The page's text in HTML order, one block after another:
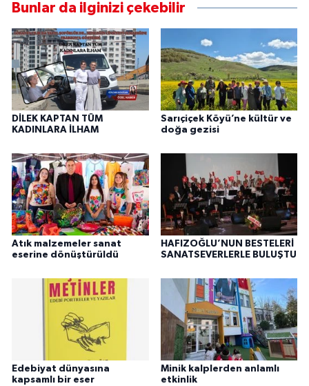
Bunlar da ilginizi çekebilir
DİLEK KAPTAN TÜM
KADINLARA İLHAM
Sarıçiçek Köyü’ne kültür ve
doğa gezisi
Atık malzemeler sanat
eserine dönüştürüldü
HAFIZOĞLU’NUN BESTELERİ
SANATSEVERLERLE BULUŞTU
Edebiyat dünyasına
kapsamlı bir eser
Minik kalplerden anlamlı
etkinlik